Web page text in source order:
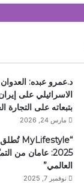
د.عمرو عبده:
الاسرائيلي على
بتبعاته على التجارة
مارس 24, 2026
2025: عامان من
العالمي”
نوفمبر 7, 2025